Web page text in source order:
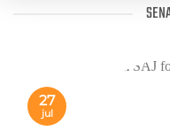
27
jul